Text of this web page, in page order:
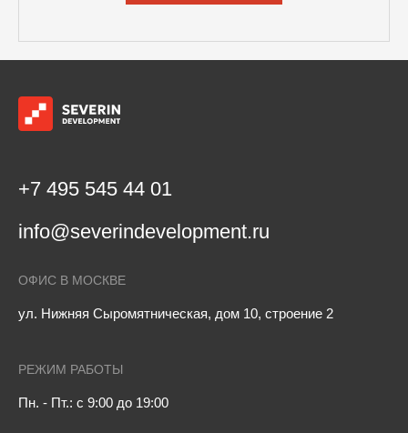
+7 495 545 44 01
info@severindevelopment.ru
ОФИС В МОСКВЕ
ул. Нижняя Сыромятническая, дом 10, строение 2
РЕЖИМ РАБОТЫ
Пн. - Пт.: с 9:00 до 19:00